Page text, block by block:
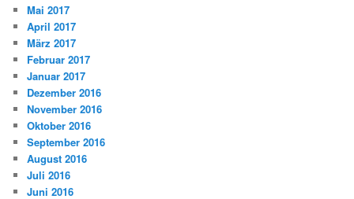
Mai 2017
April 2017
März 2017
Februar 2017
Januar 2017
Dezember 2016
November 2016
Oktober 2016
September 2016
August 2016
Juli 2016
Juni 2016